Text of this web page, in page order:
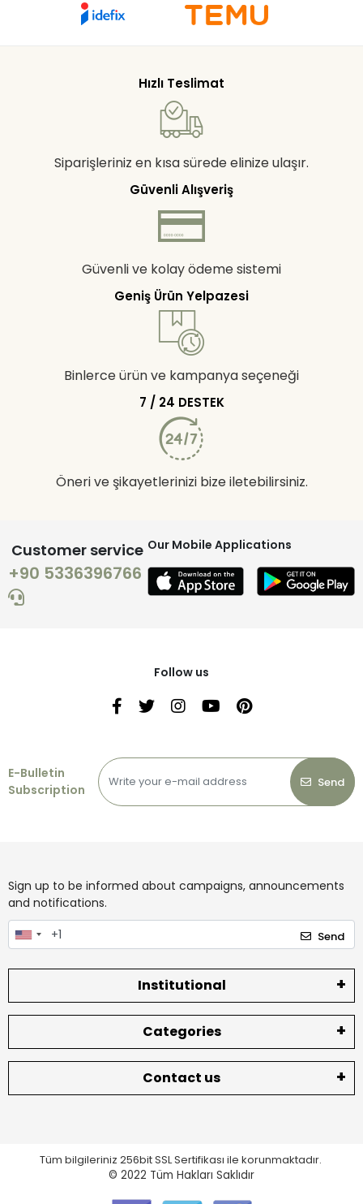
Hızlı Teslimat
Siparişleriniz en kısa sürede elinize ulaşır.
Güvenli Alışveriş
Güvenli ve kolay ödeme sistemi
Geniş Ürün Yelpazesi
Binlerce ürün ve kampanya seçeneği
7 / 24 DESTEK
Öneri ve şikayetlerinizi bize iletebilirsiniz.
Customer service
+90 5336396766
Our Mobile Applications
Follow us
E-Bulletin
Subscription
Send
Sign up to be informed about campaigns, announcements
and notifications.
Send
Institutional
Categories
Contact us
Tüm bilgileriniz 256bit SSL Sertifikası ile korunmaktadır.
© 2022 Tüm Hakları Saklıdır